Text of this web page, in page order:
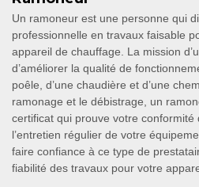
Un ramoneur est une personne qui
professionnelle en travaux faisable
appareil de chauffage. La mission
d’améliorer la qualité de
poêle, d’une chaudière et d’une
ramonage et le débistrage, un
certificat qui prouve votre conformité
l’entretien régulier de votre
faire confiance à ce type de
fiabilité des travaux pour votre